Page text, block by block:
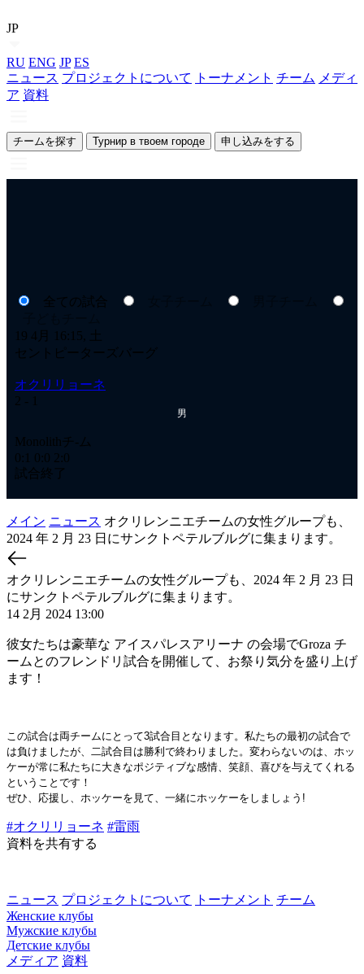
JP
RU ENG JP ES
ニュース プロジェクトについて トーナメント チーム メディ
ア 資料
チームを探す Турнир в твоем городе 申し込みをする
全ての試合
19 4月 16:15, 土
セントピーターズバーグ
オクリリョーネ
2 - 1
男
Monolithチ-ム
0:1 0:0 2:0
試合終了
メイン ニュース オクリレンニエチームの女性グループも、
2024 年 2 月 23 日にサンクトペテルブルグに集まります。
オクリレンニエチームの女性グループも、2024 年 2 月 23 日
にサンクトペテルブルグに集まります。
14 2月 2024 13:00
彼女たちは豪華な アイスパレスアリーナ の会場でGroza チ
ームとのフレンドリ試合を開催して、お祭り気分を盛り上げ
ます！
この試合は両チームにとって3試合目となります。私たちの最初の試合で
は負けましたが、二試合目は勝利で終わりました。変わらないのは、ホッ
ケーが常に私たちに大きなポジティブな感情、笑顔、喜びを与えてくれる
ということです！
ぜひ、応援し、ホッケーを見て、一緒にホッケーをしましょう!
#オクリリョーネ #雷雨
資料を共有する
ニュース プロジェクトについて トーナメント チーム
Женские клубы
Мужские клубы
Детские клубы
メディア 資料